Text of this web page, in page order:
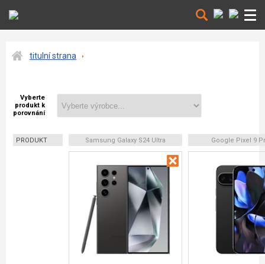
titulní strana
Vyberte
produkt k
porovnání
PRODUKT Samsung Galaxy S24 Ultra Google Pixel 9